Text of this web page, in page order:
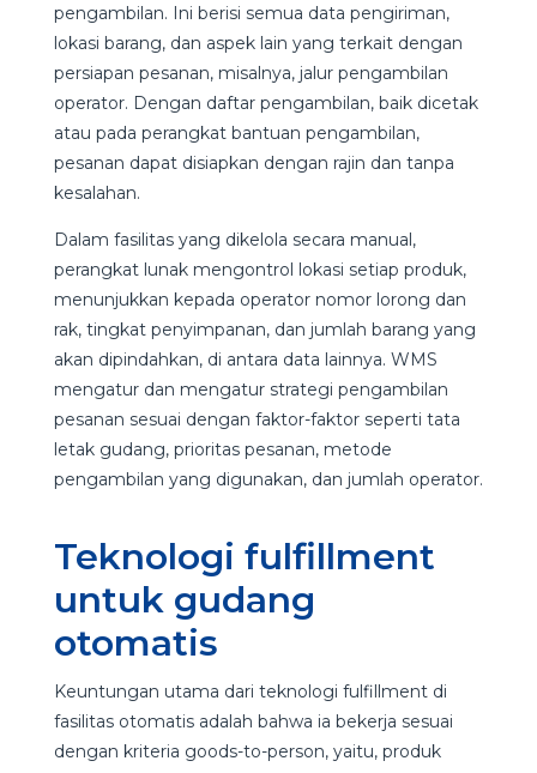
pengambilan. Ini berisi semua data pengiriman,
lokasi barang, dan aspek lain yang terkait dengan
persiapan pesanan, misalnya, jalur pengambilan
operator. Dengan daftar pengambilan, baik dicetak
atau pada perangkat bantuan pengambilan,
pesanan dapat disiapkan dengan rajin dan tanpa
kesalahan.
Dalam fasilitas yang dikelola secara manual,
perangkat lunak mengontrol lokasi setiap produk,
menunjukkan kepada operator nomor lorong dan
rak, tingkat penyimpanan, dan jumlah barang yang
akan dipindahkan, di antara data lainnya. WMS
mengatur dan mengatur strategi pengambilan
pesanan sesuai dengan faktor-faktor seperti tata
letak gudang, prioritas pesanan, metode
pengambilan yang digunakan, dan jumlah operator.
Teknologi fulfillment
untuk gudang
otomatis
Keuntungan utama dari teknologi fulfillment di
fasilitas otomatis adalah bahwa ia bekerja sesuai
dengan kriteria goods-to-person, yaitu, produk